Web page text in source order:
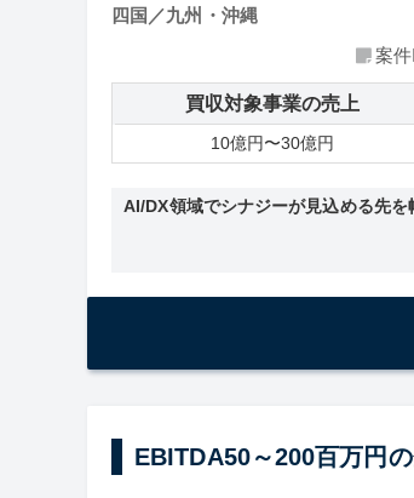
四国／九州・沖縄
案
買収対象事業の売上
10億円〜30億円
AI/DX領域でシナジーが見込める先を
EBITDA50～200百万円